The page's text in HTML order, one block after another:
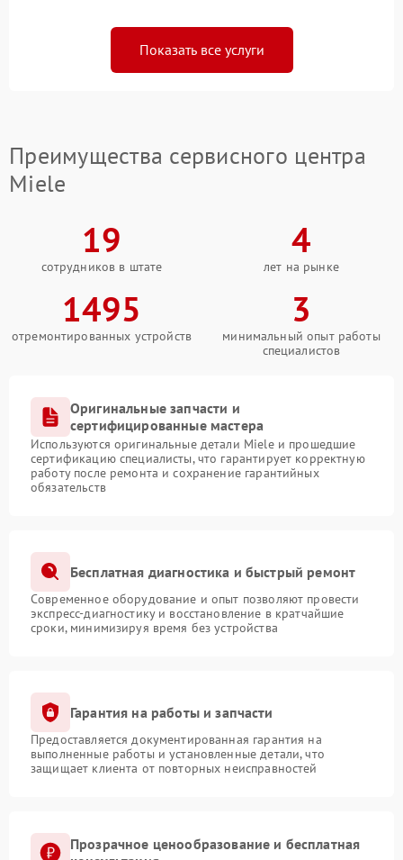
Показать все услуги
Преимущества сервисного центра
Miele
19
сотрудников в штате
4
лет на рынке
1495
отремонтированных устройств
3
минимальный опыт работы
специалистов
Оригинальные запчасти и
сертифицированные мастера
Используются оригинальные детали Miele и прошедшие
сертификацию специалисты, что гарантирует корректную
работу после ремонта и сохранение гарантийных
обязательств
Бесплатная диагностика и быстрый ремонт
Современное оборудование и опыт позволяют провести
экспресс-диагностику и восстановление в кратчайшие
сроки, минимизируя время без устройства
Гарантия на работы и запчасти
Предоставляется документированная гарантия на
выполненные работы и установленные детали, что
защищает клиента от повторных неисправностей
Прозрачное ценообразование и бесплатная